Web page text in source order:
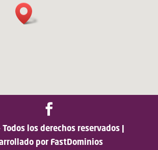
Todos los derechos reservados |
por FastDominios